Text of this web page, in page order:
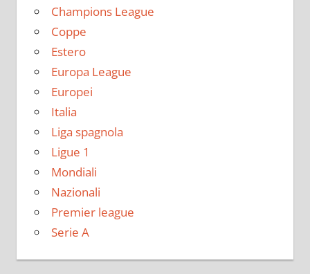
Champions League
Coppe
Estero
Europa League
Europei
Italia
Liga spagnola
Ligue 1
Mondiali
Nazionali
Premier league
Serie A